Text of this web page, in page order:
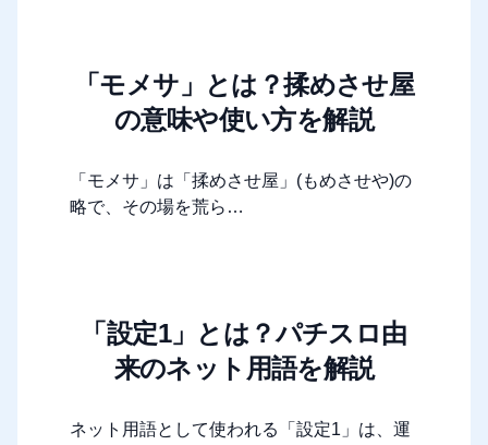
「モメサ」とは？揉めさせ屋
の意味や使い方を解説
「モメサ」は「揉めさせ屋」(もめさせや)の
略で、その場を荒ら…
「設定1」とは？パチスロ由
来のネット用語を解説
ネット用語として使われる「設定1」は、運